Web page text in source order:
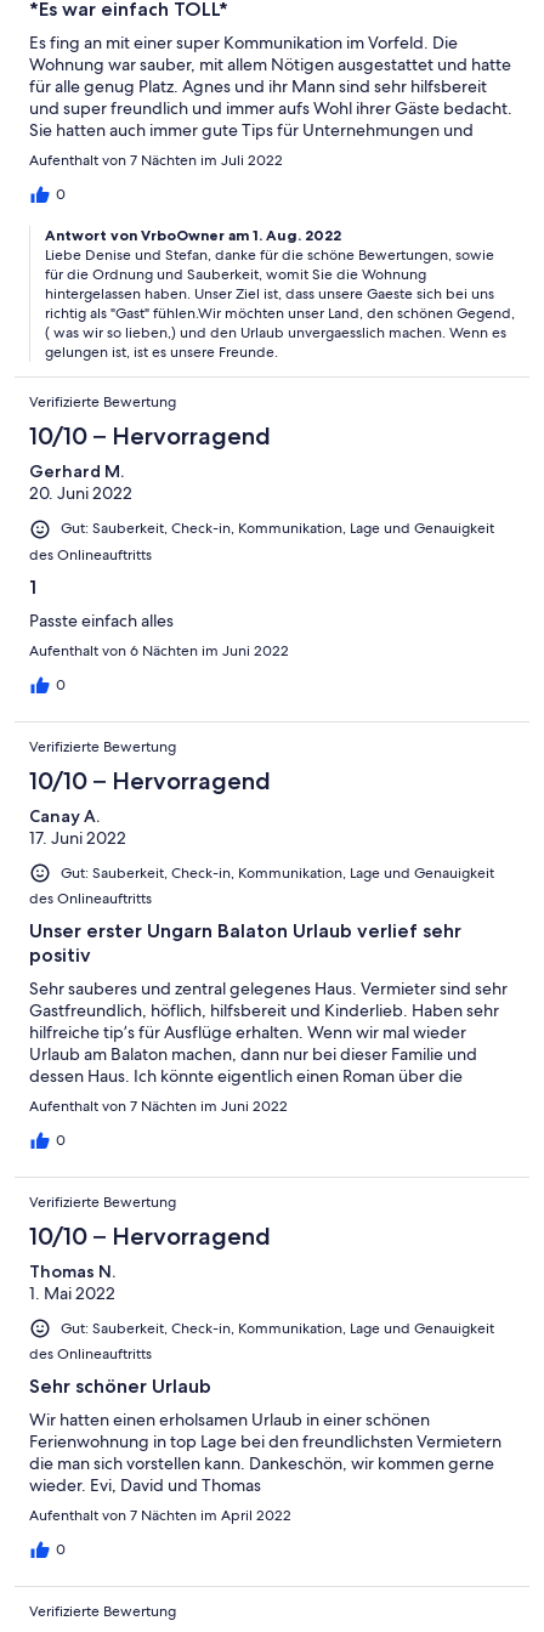
unvergesslichen Urlaub!
*Es war einfach TOLL*
Es fing an mit einer super Kommunikation im Vorfeld. Die
Wohnung war sauber, mit allem Nötigen ausgestattet und hatte
für alle genug Platz. Agnes und ihr Mann sind sehr hilfsbereit
und super freundlich und immer aufs Wohl ihrer Gäste bedacht.
Sie hatten auch immer gute Tips für Unternehmungen und
andere Urlauberfragen parat. Der kurze Weg zum sehr schönen
Innenstadt ist auch bei Hitze leicht zu schaffen. Danke, dass wir
Stefan und Kinder.
Aufenthalt von 7 Nächten im Juli 2022
0
Antwort von VrboOwner am 1. Aug. 2022
Liebe Denise und Stefan, danke für die schöne Bewertungen, sowie
für die Ordnung und Sauberkeit, womit Sie die Wohnung
hintergelassen haben. Unser Ziel ist, dass unsere Gaeste sich bei uns
richtig als "Gast" fühlen.Wir möchten unser Land, den schönen Gegend,
( was wir so lieben,) und den Urlaub unvergaesslich machen. Wenn es
gelungen ist, ist es unsere Freunde.
Verifizierte Bewertung
10/10 – Hervorragend
Gerhard M.
20. Juni 2022
Gut: Sauberkeit, Check-in, Kommunikation, Lage und Genauigkeit
des Onlineauftritts
1
Passte einfach alles
Aufenthalt von 6 Nächten im Juni 2022
0
Verifizierte Bewertung
10/10 – Hervorragend
Canay A.
17. Juni 2022
Gut: Sauberkeit, Check-in, Kommunikation, Lage und Genauigkeit
des Onlineauftritts
Unser erster Ungarn Balaton Urlaub verlief sehr
positiv
Sehr sauberes und zentral gelegenes Haus. Vermieter sind sehr
Gastfreundlich, höflich, hilfsbereit und Kinderlieb. Haben sehr
hilfreiche tip’s für Ausflüge erhalten. Wenn wir mal wieder
Urlaub am Balaton machen, dann nur bei dieser Familie und
dessen Haus. Ich könnte eigentlich einen Roman über die
Freundlichkeit der Vermieter schreiben, wollte mich aber kurz
Gastfreundlichkeit………
Aufenthalt von 7 Nächten im Juni 2022
0
Verifizierte Bewertung
10/10 – Hervorragend
Thomas N.
1. Mai 2022
Gut: Sauberkeit, Check-in, Kommunikation, Lage und Genauigkeit
des Onlineauftritts
Sehr schöner Urlaub
Wir hatten einen erholsamen Urlaub in einer schönen
Ferienwohnung in top Lage bei den freundlichsten Vermietern
die man sich vorstellen kann. Dankeschön, wir kommen gerne
wieder. Evi, David und Thomas
Aufenthalt von 7 Nächten im April 2022
0
Verifizierte Bewertung